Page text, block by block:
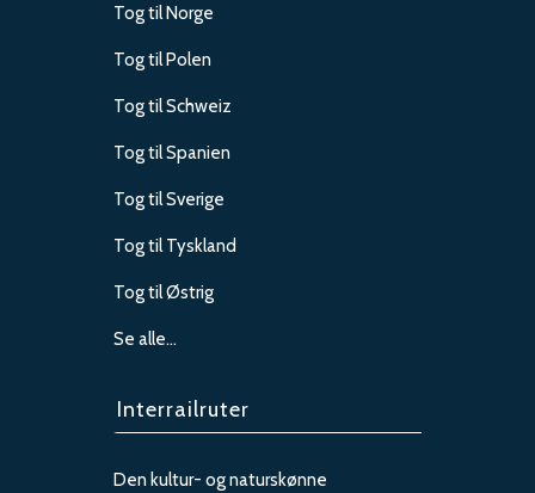
Tog til Norge
Tog til Polen
Tog til Schweiz
Tog til Spanien
Tog til Sverige
Tog til Tyskland
Tog til Østrig
Se alle…
Interrailruter
Den kultur- og naturskønne